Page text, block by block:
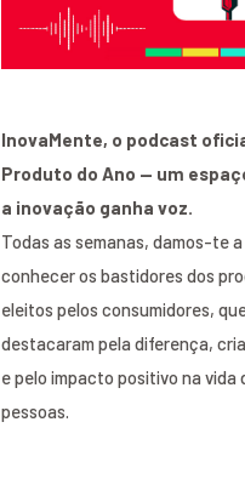
InovaMente, o podcast
Produto do Ano — um
a inovação ganha voz.
Todas as semanas, damos-te a
conhecer os bastidores dos
eleitos pelos consumidores,
destacaram pela diferença,
e pelo impacto positivo na vida
pessoas.